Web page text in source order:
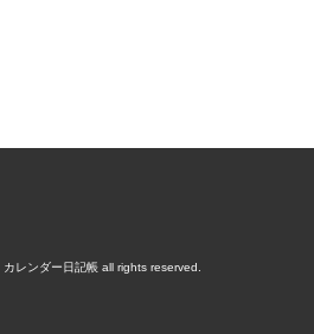
カレンダー日記帳all rights reserved.